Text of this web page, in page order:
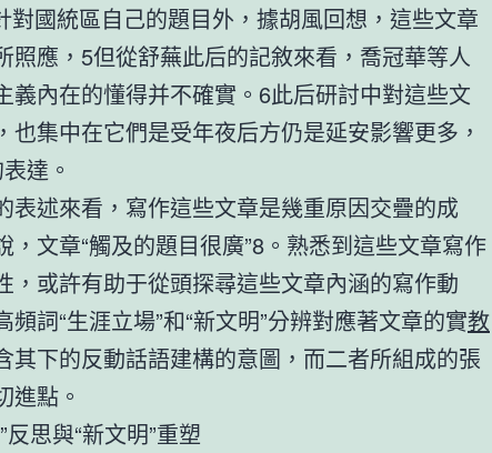
對國統區自己的題目外，據胡風回想，這些文章
照應，5但從舒蕪此后的記敘來看，喬冠華等人
義內在的懂得并不確實。6此后研討中對這些文
也集中在它們是受年夜后方仍是延安影響更多，
達。
表述來看，寫作這些文章是幾重原因交疊的成
，文章“觸及的題目很廣”8。熟悉到這些文章寫作
，或許有助于從頭探尋這些文章內涵的寫作動
詞“生涯立場”和“新文明”分辨對應著文章的實教
其下的反動話語建構的意圖，而二者所組成的張
進點。
思與“新文明”重塑